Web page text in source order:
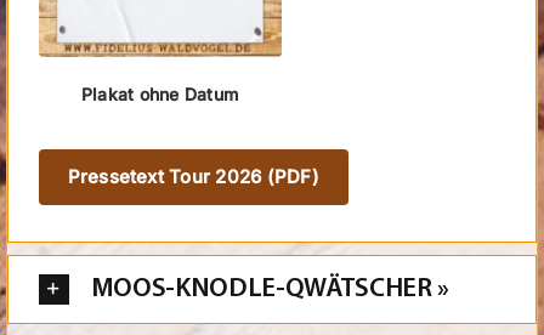
Plakat ohne Datum
Pressetext Tour 2026 (PDF)
MOOS-KNODLE-QWÄTSCHER »